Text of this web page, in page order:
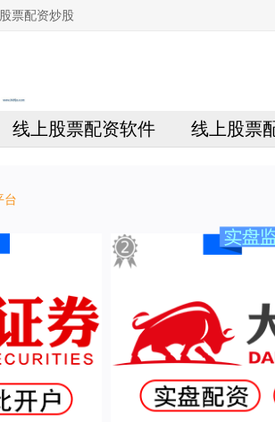
票配资炒股
线上股票配资软件 线上股票
台